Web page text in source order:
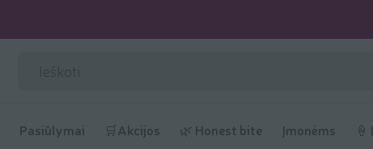
Pasiūlymai 🛒Akcijos 🌿 Honest bite Įmonėms